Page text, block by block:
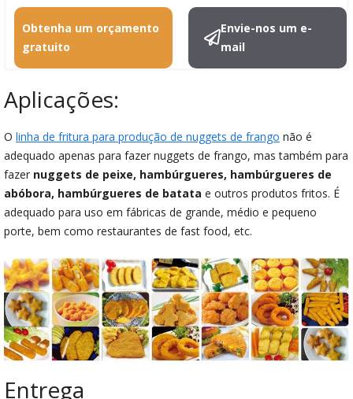
Obtenha um orçamento
gratuito
Envie-nos um e-
mail
Aplicações:
O linha de fritura para produção de nuggets de frango não é
adequado apenas para fazer nuggets de frango, mas também para
fazer nuggets de peixe, hambúrgueres, hambúrgueres de
abóbora, hambúrgueres de batata e outros produtos fritos. É
adequado para uso em fábricas de grande, médio e pequeno
porte, bem como restaurantes de fast food, etc.
Entrega